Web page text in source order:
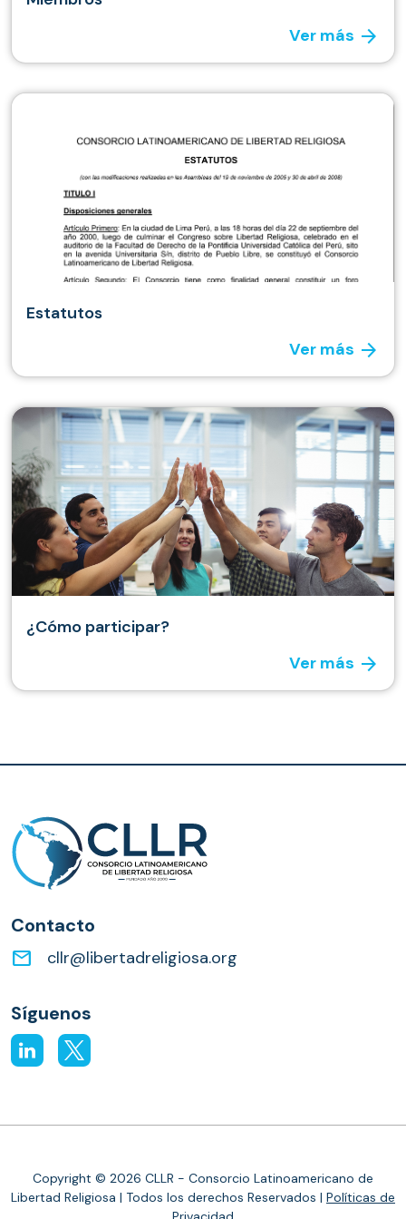
Ver más arrow_forward
Estatutos
Ver más arrow_forward
¿Cómo participar?
Ver más arrow_forward
Contacto
email cllr@libertadreligiosa.org
Síguenos
Copyright © 2026 CLLR - Consorcio Latinoamericano de
Libertad Religiosa | Todos los derechos Reservados | Políticas de